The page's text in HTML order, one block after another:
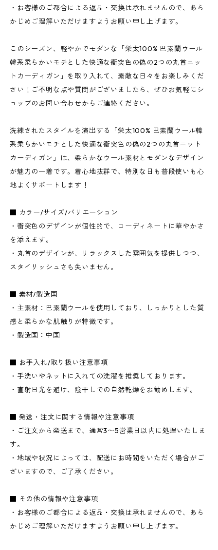
・お客様のご都合による返品・交換は承れませんので、あら
かじめご理解いただけますようお願い申し上げます。
このシーズン、軽やかでモダンな「栄太100% 巴素蘭ウール
韓系柔らかいモチとした快適な衝突色の偽の2つの丸首ニッ
トカーディガン」を取り入れて、素敵な日々をお楽しみくだ
さい！ご不明な点や質問がございましたら、ぜひお気軽にシ
ョップのお問い合わせからご連絡ください。
洗練されたスタイルを演出する「栄太100% 巴素蘭ウール韓
系柔らかいモチとした快適な衝突色の偽の2つの丸首ニット
カーディガン」は、柔らかなウール素材とモダンなデザイン
が魅力の一着です。着心地抜群で、特別な日も普段使いも心
地よくサポートします！
■ カラー/サイズ/バリエーション
・衝突色のデザインが個性的で、コーディネートに華やかさ
を添えます。
・丸首のデザインが、リラックスした雰囲気を提供しつつ、
スタイリッシュさも失いません。
■ 素材/製造国
・主素材：巴素蘭ウールを使用しており、しっかりとした質
感と柔らかな肌触りが特徴です。
・製造国：中国
■ お手入れ/取り扱い注意事項
・手洗いやネットに入れての洗濯を推奨しております。
・直射日光を避け、陰干しでの自然乾燥をお勧めします。
■ 発送・注文に関する情報や注意事項
・ご注文から発送まで、通常3〜5営業日以内に処理いたしま
す。
・地域や状況によっては、配送にお時間をいただく場合がご
ざいますので、ご了承ください。
■ その他の情報や注意事項
・お客様のご都合による返品・交換は承れませんので、あら
かじめご理解いただけますようお願い申し上げます。